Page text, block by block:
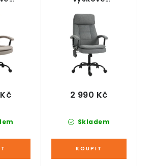
x 112-
židle, ergonomická,
šedá 63 x 70 x 112-121
cm
Skladem
2 990 Kč